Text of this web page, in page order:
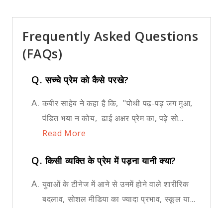
Frequently Asked Questions
(FAQs)
Q.सच्चे प्रेम को कैसे परखे?
A. कबीर साहेब ने कहा है कि, "पोथी पढ़-पढ़ जग मुआ,
पंडित भया न कोय, ढाई अक्षर प्रेम का, पढ़े सो...
Read More
Q.किसी व्यक्ति के प्रेम में पड़ना यानी क्या?
A. युवाओं के टीनेज में आने से उनमें होने वाले शारीरिक
बदलाव, सोशल मीडिया का ज्यादा प्रभाव, स्कूल या...